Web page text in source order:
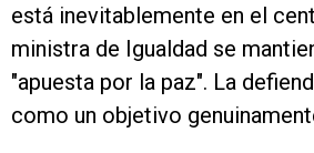
está inevitablemente en el
ministra de Igualdad se
"apuesta por la paz". La
como un objetivo